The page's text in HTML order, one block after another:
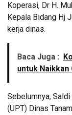
Koperasi, Dr H.
Kepala Bidang Hj
kerja dinas.
Baca Juga :
untuk Naikkan
Sebelumnya,
(UPT) Dinas